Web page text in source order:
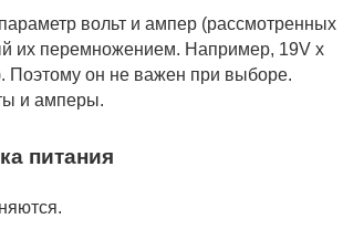
вольт и ампер (рассмотренных
их перемножением. Например, 19V x
Поэтому он не важен при выборе.
и амперы.
питания